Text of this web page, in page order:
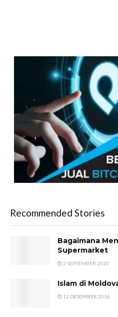
Recommended Stories
Bagaimana
Supermarket
2 SEPTEMBER 2020
Islam di
12 DESEMBER 2016